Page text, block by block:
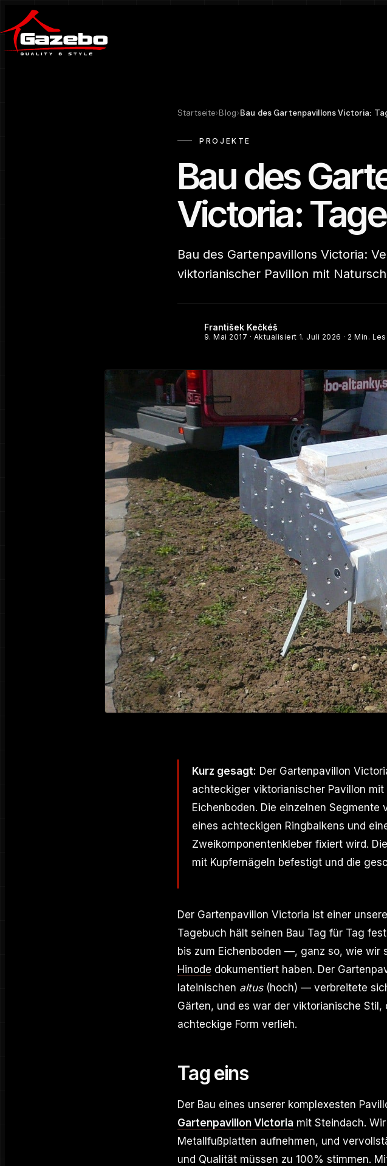
Startseite›Blog›Bau des Gartenpavillons Victoria:
PROJEKTE
Bau des
Victoria:
Bau des Gartenpavillons Victoria:
viktorianischer Pavillon mit
František Kečkéš
9. Mai 2017 · Aktualisiert 1. Juli 2026 · 2 Min.
Kurz gesagt: Der Gartenpavillon
achteckiger viktorianischer Pavillon
Eichenboden. Die einzelnen
eines achteckigen Ringbalkens und
Zweikomponentenkleber fixiert wird.
mit Kupfernägeln befestigt und die
Der Gartenpavillon Victoria ist einer
Tagebuch hält seinen Bau Tag für Tag
bis zum Eichenboden —, ganz so, wie wir
Hinode dokumentiert haben. Der
lateinischen altus(hoch) — verbreitete
Gärten, und es war der viktorianische
achteckige Form verlieh.
Tag eins
Der Bau eines unserer komplexesten
Gartenpavillon Victoria mit Steindach.
Metallfußplatten aufnehmen, und
und Qualität müssen zu 100% stimmen.